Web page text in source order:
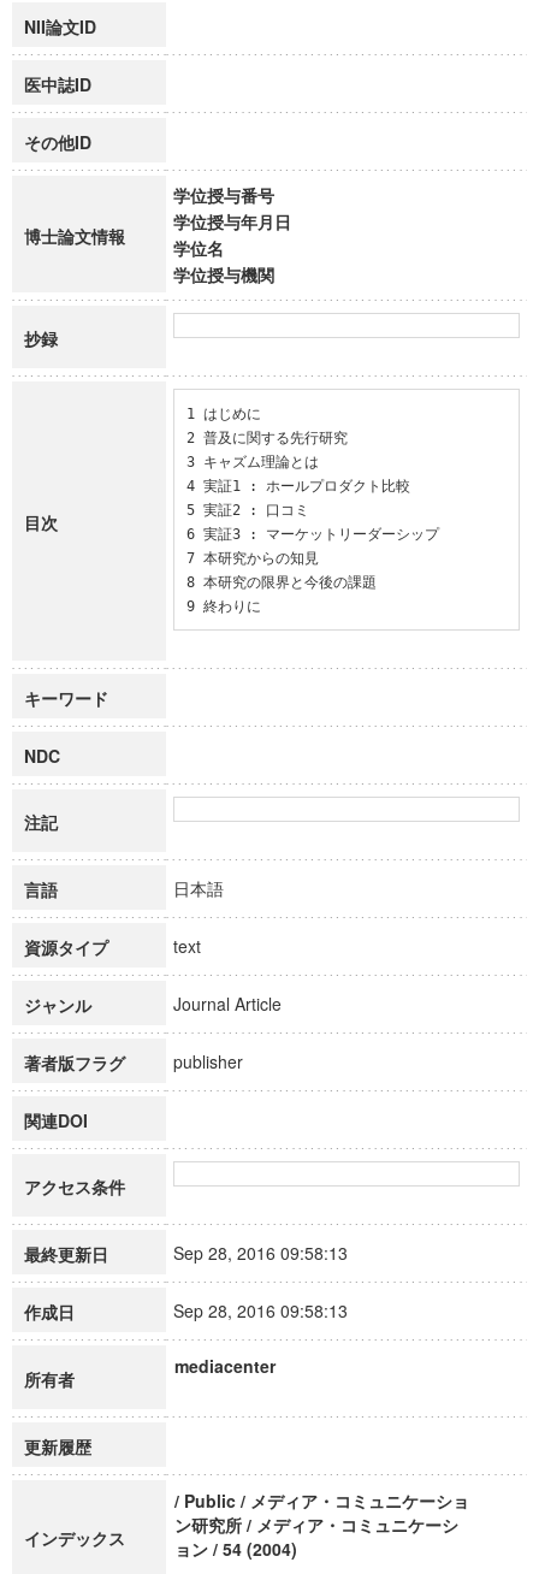
NII論文ID
医中誌ID
その他ID
博士論文情報
学位授与番号
学位授与年月日
学位名
学位授与機関
抄録
目次
1 はじめに
2 普及に関する先行研究
3 キャズム理論とは
4 実証1 : ホールプロダクト比較
5 実証2 : 口コミ
6 実証3 : マーケットリーダーシップ
7 本研究からの知見
8 本研究の限界と今後の課題
9 終わりに
キーワード
NDC
注記
言語 日本語
資源タイプ text
ジャンル Journal Article
著者版フラグ publisher
関連DOI
アクセス条件
最終更新日 Sep 28, 2016 09:58:13
作成日 Sep 28, 2016 09:58:13
所有者
mediacenter
更新履歴
インデックス
/ Public / メディア・コミュニケーショ
ン研究所 / メディア・コミュニケーシ
ョン / 54 (2004)